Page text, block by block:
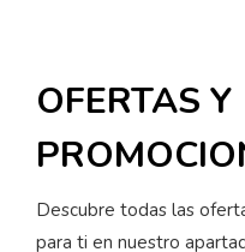
OFERTAS Y
Descubre todas las
para ti en nuestro